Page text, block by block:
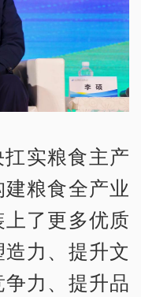
实粮食主产
粮食全产业
了更多优质
力、提升文
力、提升品